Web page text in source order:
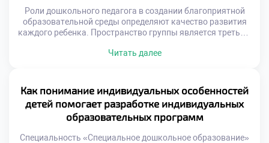
Роли дошкольного педагога в создании благоприятной
образовательной среды определяют качество развития
каждого ребенка. Пространство группы является третьим
психологическая атмосфера влияет на обучение
быть безопасной, развивающей и эстетичной
одновременно. Она отражает ценности инклюзии и
уважения к личности. Каждый элемент […]
Читать далее
Как понимание индивидуальных особенностей
детей помогает разработке индивидуальных
образовательных программ
Специальность «Специальное дошкольное образование»